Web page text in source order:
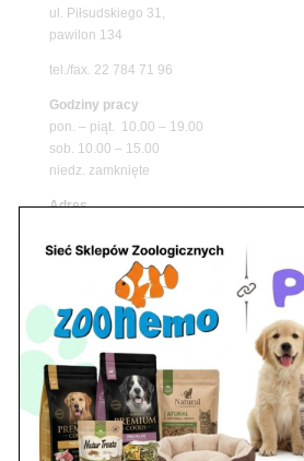
ul. Piłsudskiego 31,
pawilon 134
tel./fax. 22 784 71 96
Godziny pracy
pon. – piąt. 10.00 – 19.00
sob. 10.00 – 15.00
niedz. zamknięte
Adres
ul. Leśna 2
tel. 503 900 215
Godziny pracy
pon. – piąt. 10.00 – 19.00
sob. 8.00 – 15.00
niedz. zamknięte